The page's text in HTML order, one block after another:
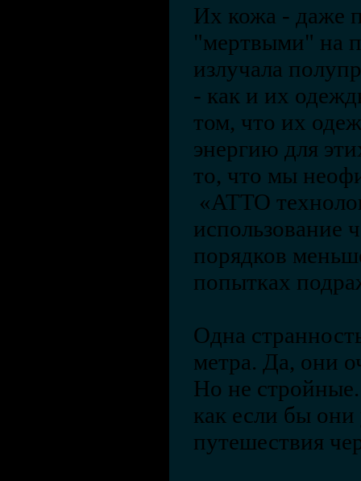
Их кожа - даже
"мертвыми" на
излучала
- как и их
том, что их
энергию для
то, что мы
«ATTO
использование
порядков
попытках
Одна
метра. Да, они
Но не
как если бы
путешествия